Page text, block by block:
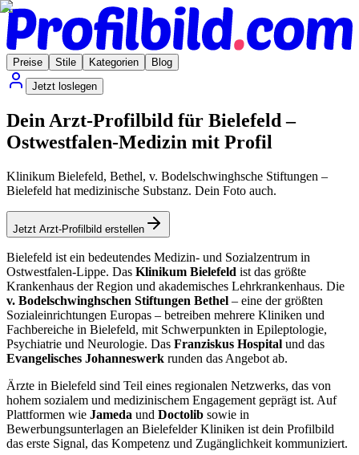
Preise Stile Kategorien
Blog
Jetzt loslegen
Dein Arzt-Profilbild für Bielefeld –
Ostwestfalen-Medizin mit Profil
Klinikum Bielefeld, Bethel, v. Bodelschwinghsche Stiftungen –
Bielefeld hat medizinische Substanz. Dein Foto auch.
Jetzt Arzt-Profilbild erstellen
Bielefeld ist ein bedeutendes Medizin- und Sozialzentrum in
Ostwestfalen-Lippe. Das Klinikum Bielefeld ist das größte
Krankenhaus der Region und akademisches Lehrkrankenhaus. Die
v. Bodelschwinghschen Stiftungen Bethel – eine der größten
Sozialeinrichtungen Europas – betreiben mehrere Kliniken und
Fachbereiche in Bielefeld, mit Schwerpunkten in Epileptologie,
Psychiatrie und Neurologie. Das Franziskus Hospital und das
Evangelisches Johanneswerk runden das Angebot ab.
Ärzte in Bielefeld sind Teil eines regionalen Netzwerks, das von
hohem sozialem und medizinischem Engagement geprägt ist. Auf
Plattformen wie Jameda und Doctolib sowie in
Bewerbungsunterlagen an Bielefelder Kliniken ist dein Profilbild
das erste Signal, das Kompetenz und Zugänglichkeit kommuniziert.